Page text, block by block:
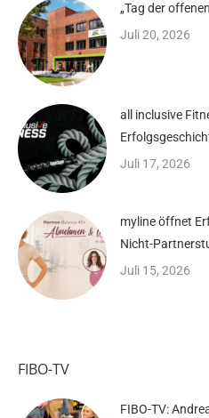
„Tag der
Juli 20, 2026
all inclusive
Juli 17, 2026
myline öffnet
Nicht-
Juli 15, 2026
FIBO-TV
FIBO-TV: